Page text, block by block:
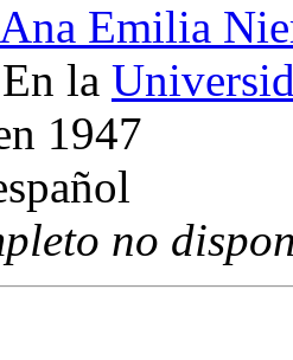
Ana Emilia
En la
1947
no